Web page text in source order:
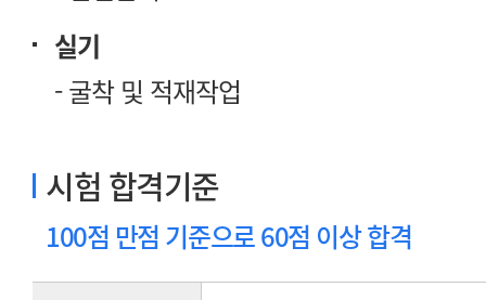
실기
- 굴착 및 적재작업
시험 합격기준
100점 만점 기준으로 60점 이상 합격